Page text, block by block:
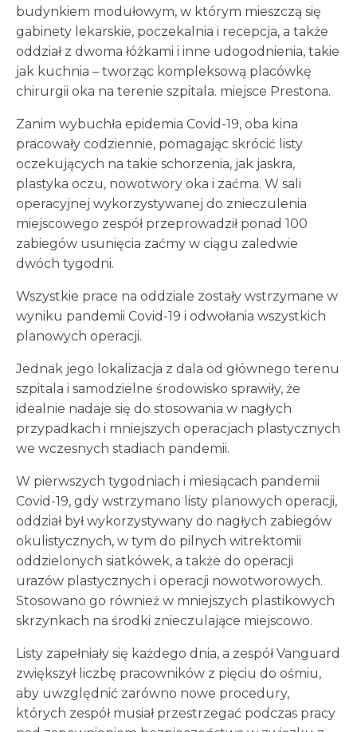
budynkiem modułowym, w którym mieszczą się
gabinety lekarskie, poczekalnia i recepcja, a także
oddział z dwoma łóżkami i inne udogodnienia, takie
jak kuchnia – tworząc kompleksową placówkę
chirurgii oka na terenie szpitala. miejsce Prestona.
Zanim wybuchła epidemia Covid-19, oba kina
pracowały codziennie, pomagając skrócić listy
oczekujących na takie schorzenia, jak jaskra,
plastyka oczu, nowotwory oka i zaćma. W sali
operacyjnej wykorzystywanej do znieczulenia
miejscowego zespół przeprowadził ponad 100
zabiegów usunięcia zaćmy w ciągu zaledwie
dwóch tygodni.
Wszystkie prace na oddziale zostały wstrzymane w
wyniku pandemii Covid-19 i odwołania wszystkich
planowych operacji.
Jednak jego lokalizacja z dala od głównego terenu
szpitala i samodzielne środowisko sprawiły, że
idealnie nadaje się do stosowania w nagłych
przypadkach i mniejszych operacjach plastycznych
we wczesnych stadiach pandemii.
W pierwszych tygodniach i miesiącach pandemii
Covid-19, gdy wstrzymano listy planowych operacji,
oddział był wykorzystywany do nagłych zabiegów
okulistycznych, w tym do pilnych witrektomii
oddzielonych siatkówek, a także do operacji
urazów plastycznych i operacji nowotworowych.
Stosowano go również w mniejszych plastikowych
skrzynkach na środki znieczulające miejscowo.
Listy zapełniały się każdego dnia, a zespół Vanguard
zwiększył liczbę pracowników z pięciu do ośmiu,
aby uwzględnić zarówno nowe procedury,
których zespół musiał przestrzegać podczas pracy